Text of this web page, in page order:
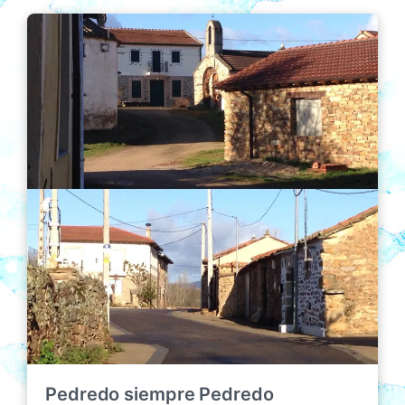
Pedredo siempre Pedredo